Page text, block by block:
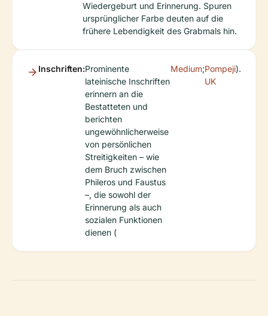
Wiedergeburt und Erinnerung. Spuren
ursprünglicher Farbe deuten auf die
frühere Lebendigkeit des Grabmals hin.
Inschriften:Prominente
lateinische Inschriften
erinnern an die
Bestatteten und
berichten
ungewöhnlicherweise
von persönlichen
Streitigkeiten – wie
dem Bruch zwischen
Phileros und Faustus
–, die sowohl der
Erinnerung als auch
sozialen Funktionen
dienen (
Medium;Pompeji
UK
).